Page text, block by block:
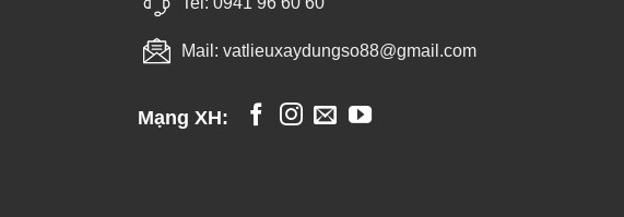
Mail: vatlieuxaydungso88@gmail.com
Mạng XH: